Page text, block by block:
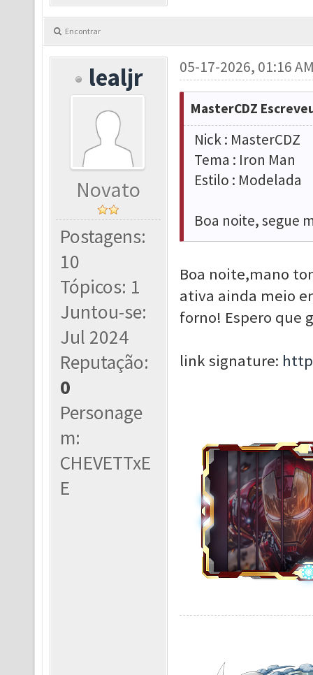
Encontrar
lealjr
Novato
Postagens:
10
Tópicos: 1
Juntou-se:
Jul 2024
Reputação:
0
Personage
m:
CHEVETTxE
E
05-17-2026, 01:16
MasterCDZ
Nick : MasterCDZ
Tema : Iron Man
Estilo : Modelada
Boa noite, segue
Boa noite,mano
ativa ainda meio
forno! Espero que
link signature: